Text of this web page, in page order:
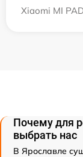
Xiaomi MI
Почему для
выбрать нас
В Ярославле